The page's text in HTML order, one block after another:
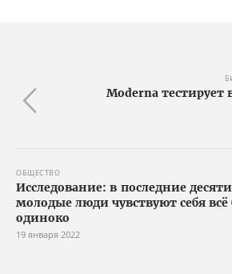
Moderna тестирует
ОБЩЕСТВО
Исследование: в последние
молодые люди чувствуют себя всё
одиноко
19 января 2022